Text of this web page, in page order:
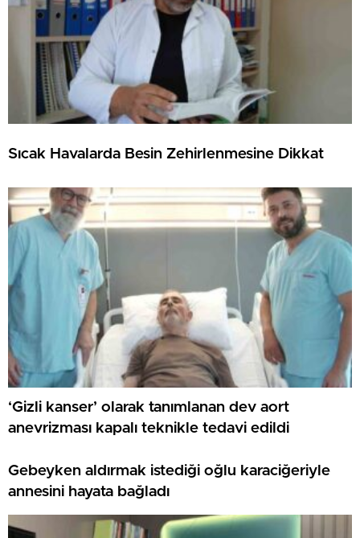
Sıcak Havalarda Besin Zehirlenmesine Dikkat
‘Gizli kanser’ olarak tanımlanan dev aort
anevrizması kapalı teknikle tedavi edildi
Gebeyken aldırmak istediği oğlu karaciğeriyle
annesini hayata bağladı